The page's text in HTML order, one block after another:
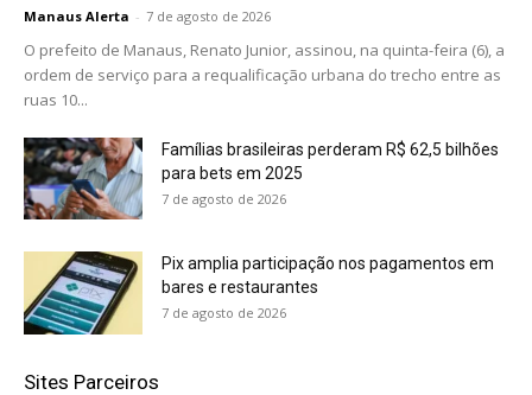
Manaus Alerta - 7 de agosto de 2026
O prefeito de Manaus, Renato Junior, assinou, na quinta-feira (6), a
ordem de serviço para a requalificação urbana do trecho entre as
ruas 10...
Famílias brasileiras perderam R$ 62,5 bilhões
para bets em 2025
7 de agosto de 2026
Pix amplia participação nos pagamentos em
bares e restaurantes
7 de agosto de 2026
Sites Parceiros